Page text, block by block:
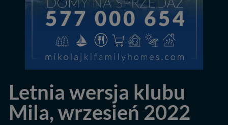
Letnia wersja klubu
Mila, wrzesień 2022